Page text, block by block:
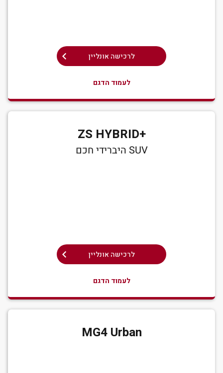
לרכישה אונליין
לעמוד הדגם
+ZS HYBRID
SUV היברידי חכם
לרכישה אונליין
לעמוד הדגם
MG4 Urban